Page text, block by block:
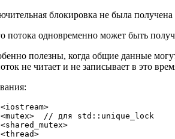
блокировка не была
потока одновременно может быть
полезны, когда общие данные
не читает и не записывает в это
<iostream>
<mutex>
// для std::unique_lock
<shared_mutex>
<thread>